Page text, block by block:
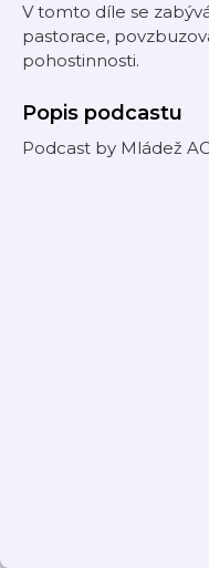
V tomto díle se
pastorace,
pohostinnosti.
Popis podcastu
Podcast by Mládež